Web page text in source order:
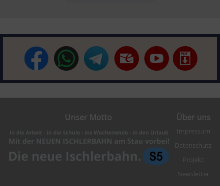
Unser Motto Über uns
Impressum
Datenschutz
Projekt
Newsletter